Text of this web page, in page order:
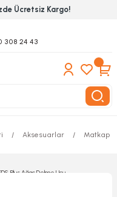
Ücretsiz Kargo!
308 24 43
Aksesuarlar Matkap